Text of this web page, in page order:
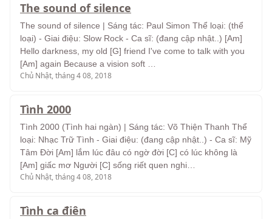
The sound of silence
The sound of silence | Sáng tác: Paul Simon Thể loại: (thể
loại) - Giai điệu: Slow Rock - Ca sĩ: (đang cập nhật..) [Am]
Hello darkness, my old [G] friend I've come to talk with you
[Am] again Because a vision soft …
Chủ Nhật, tháng 4 08, 2018
Tình 2000
Tình 2000 (Tình hai ngàn) | Sáng tác: Võ Thiện Thanh Thể
loại: Nhạc Trữ Tình - Giai điệu: (đang cập nhật..) - Ca sĩ: Mỹ
Tâm Đời [Am] lắm lúc đâu có ngờ đời [C] có lúc không là
[Am] giấc mơ Người [C] sống riết quen nghi…
Chủ Nhật, tháng 4 08, 2018
Tình ca điên